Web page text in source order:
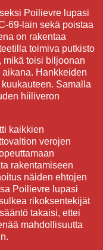
Poilievre lupasi
69-lain sekä poistaa
on rakentaa
toimiva putkisto
mikä toisi biljoonan
Hankkeiden
Samalla
hiiliveron
kaikkien
verojen
rakentamiseen
näiden ehtojen
Poilievre lupasi
rikoksentekijät
takaisi, ettei
mahdollisuutta